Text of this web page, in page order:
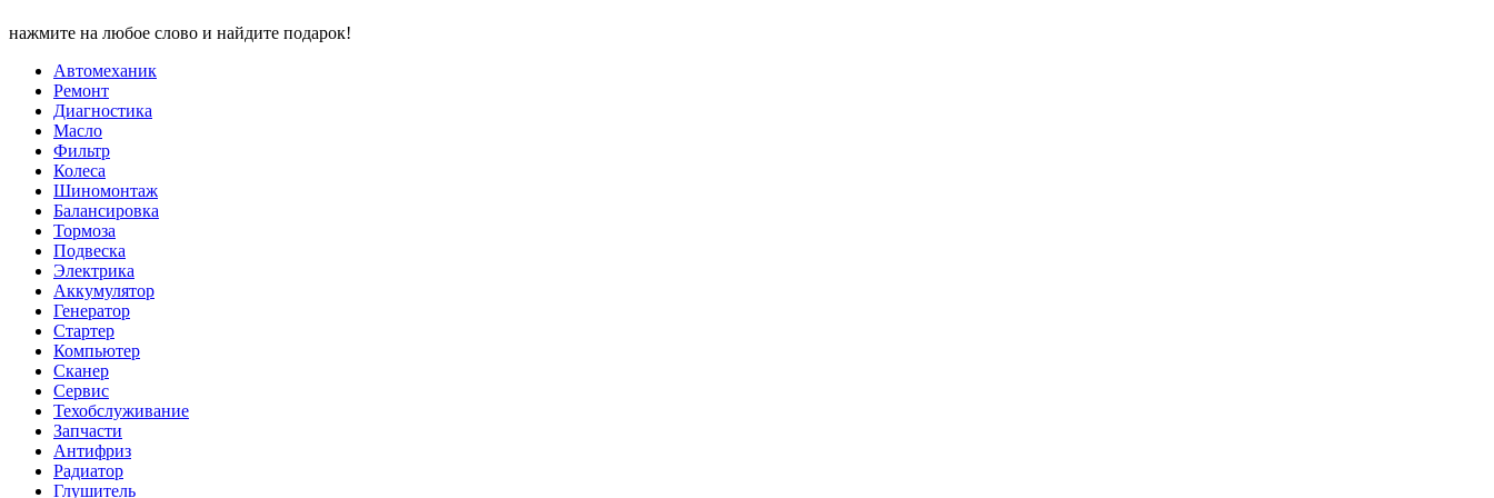
нажмите на любое слово и найдите подарок!
Автомеханик
Ремонт
Диагностика
Масло
Фильтр
Колеса
Шиномонтаж
Балансировка
Тормоза
Подвеска
Электрика
Аккумулятор
Генератор
Стартер
Компьютер
Сканер
Сервис
Техобслуживание
Запчасти
Антифриз
Радиатор
Глушитель